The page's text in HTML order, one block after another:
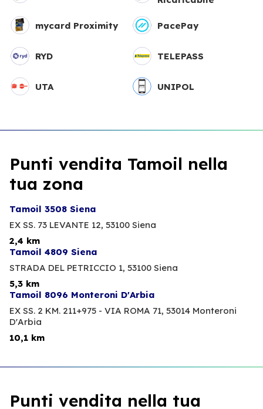
mycard Proximity PacePay
RYD TELEPASS
UTA UNIPOL
Punti vendita Tamoil nella
tua zona
Tamoil 3508 Siena
EX SS. 73 LEVANTE 12, 53100 Siena
2,4 km
Tamoil 4809 Siena
STRADA DEL PETRICCIO 1, 53100 Siena
5,3 km
Tamoil 8096 Monteroni D'Arbia
EX SS. 2 KM. 211+975 - VIA ROMA 71, 53014 Monteroni
D'Arbia
10,1 km
Punti vendita nella tua